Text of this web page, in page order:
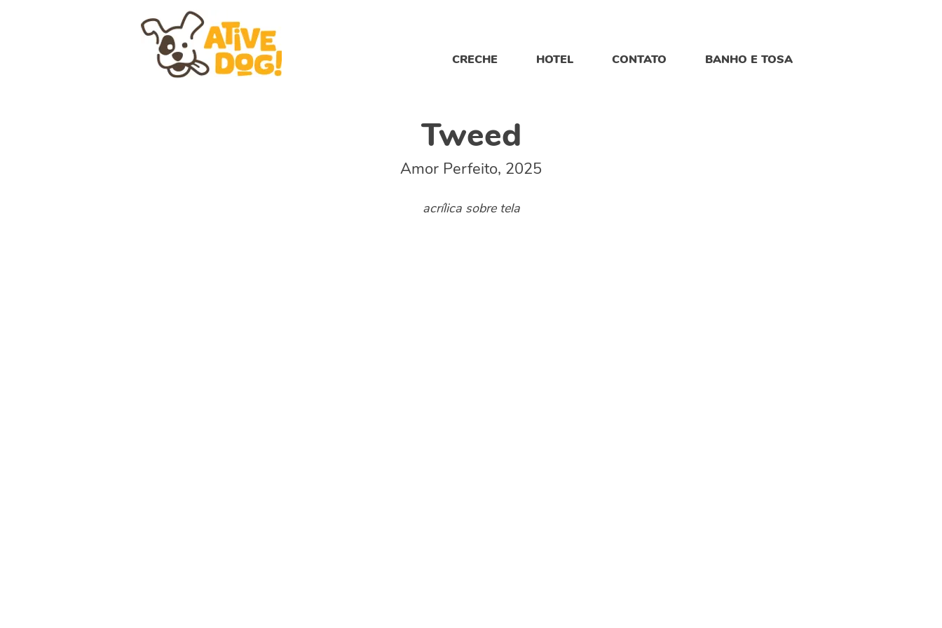
CRECHE HOTEL CONTATO BANHO E TOSA
Tweed
Amor Perfeito, 2025
acrílica sobre tela